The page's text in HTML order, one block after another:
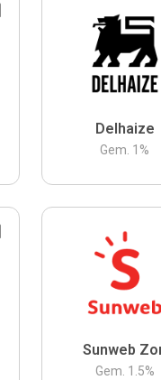
Delhaize
Gem. 1 %
Sunweb
Gem. 1.5%